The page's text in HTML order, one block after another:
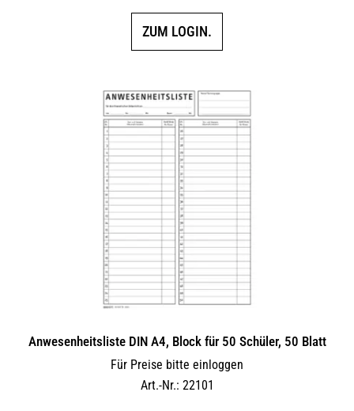
ZUM LOGIN.
Anwesenheitsliste DIN A4, Block für 50 Schüler, 50 Blatt
Für Preise bitte einloggen
Art.-Nr.: 22101